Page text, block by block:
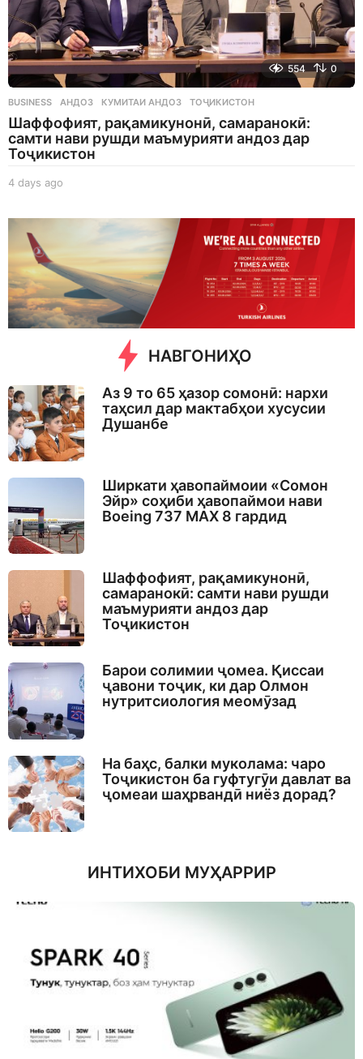
554 0
BUSINESS АНДОЗ ,КУМИТАИ АНДОЗ ,ТОҶИКИСТОН
Шаффофият, рақамикунонӣ, самаранокӣ:
самти нави рушди маъмурияти андоз дар
Тоҷикистон
4 days ago
g
o
НАВГОНИҲО
Аз 9 то 65 ҳазор сомонӣ: нархи
таҳсил дар мактабҳои хусусии
Душанбе
Ширкати ҳавопаймоии «Сомон
Эйр» соҳиби ҳавопаймои нави
Boeing 737 MAX 8 гардид
Шаффофият, рақамикунонӣ,
самаранокӣ: самти нави рушди
маъмурияти андоз дар
Тоҷикистон
Барои солимии ҷомеа. Қиссаи
ҷавони тоҷик, ки дар Олмон
нутритсиология меомӯзад
На баҳс, балки муколама: чаро
Тоҷикистон ба гуфтугӯи давлат ва
ҷомеаи шаҳрвандӣ ниёз дорад?
ИНТИХОБИ МУҲАРРИР